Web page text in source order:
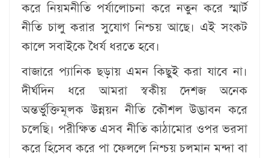
করে নিয়মনীতি পর্যালোচনা করে নতুন করে স্মার্ট
নীতি চালু করার সুযোগ নিশ্চয় আছে। এই সংকট
কালে সবাইকে ধৈর্য ধরতে হবে।
বাজারে প্যানিক ছড়ায় এমন কিছুই করা যাবে না।
দীর্ঘদিন ধরে আমরা স্বকীয় দেশজ অনেক
অন্তর্ভুক্তিমূলক উন্নয়ন নীতি কৌশল উদ্ভাবন করে
চলেছি। পরীক্ষিত এসব নীতি কাঠামোর ওপর ভরসা
করে হিসেব করে পা ফেললে নিশ্চয় চলমান মন্দা বা